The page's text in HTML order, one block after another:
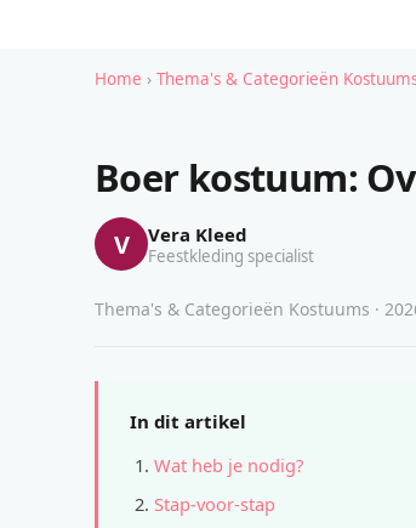
Home › Thema's & Categorieën
Boer kostuum:
V Vera Kleed
Feestkleding specialist
Thema's & Categorieën Kostuums ·
In dit artikel
Wat heb je nodig?
Stap-voor-stap